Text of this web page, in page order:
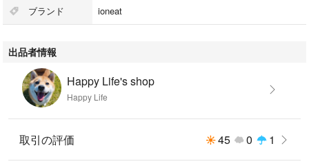
ブランド ioneat
出品者情報
Happy Life's shop
Happy Life
取引の評価 45 0 1